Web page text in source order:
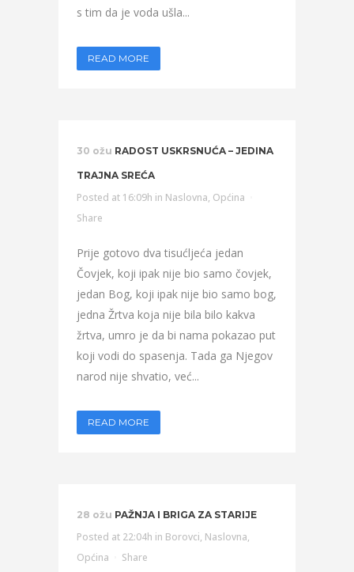
s tim da je voda ušla...
READ MORE
30 ožu RADOST USKRSNUĆA – JEDINA
TRAJNA SREĆA
Posted at 16:09h in Naslovna, Općina
Share
Prije gotovo dva tisućljeća jedan
Čovjek, koji ipak nije bio samo čovjek,
jedan Bog, koji ipak nije bio samo bog,
jedna Žrtva koja nije bila bilo kakva
žrtva, umro je da bi nama pokazao put
koji vodi do spasenja. Tada ga Njegov
narod nije shvatio, već...
READ MORE
28 ožu PAŽNJA I BRIGA ZA STARIJE
Posted at 22:04h in Borovci, Naslovna,
Općina
Share